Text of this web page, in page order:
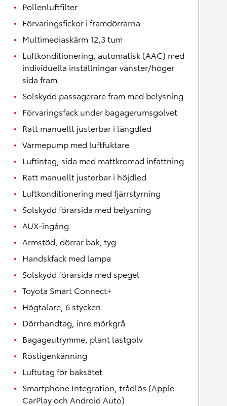
Pollenluftfilter
Förvaringsfickor i framdörrarna
Multimediaskärm 12,3 tum
Luftkonditionering, automatisk (AAC) med
individuella inställningar vänster/höger
sida fram
Solskydd passagerare fram med belysning
Förvaringsfack under bagagerumsgolvet
Ratt manuellt justerbar i längdled
Värmepump med luftfuktare
Luftintag, sida med mattkromad infattning
Ratt manuellt justerbar i höjdled
Luftkonditionering med fjärrstyrning
Solskydd förarsida med belysning
AUX-ingång
Armstöd, dörrar bak, tyg
Handskfack med lampa
Solskydd förarsida med spegel
Toyota Smart Connect+
Högtalare, 6 stycken
Dörrhandtag, inre mörkgrå
Bagageutrymme, plant lastgolv
Röstigenkänning
Luftutag för baksätet
Smartphone Integration, trådlös (Apple
CarPlay och Android Auto)